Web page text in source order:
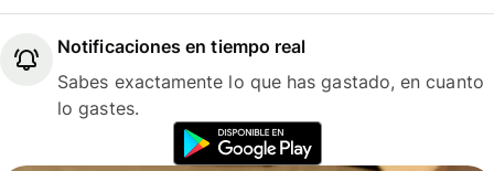
Notificaciones en tiempo real
Sabes exactamente lo que has gastado, en cuanto
lo gastes.